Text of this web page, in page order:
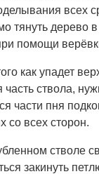
всех
тянуть дерево
помощи
как упадет
часть ствола,
части пня
со всех сторон.
стволе
закинуть